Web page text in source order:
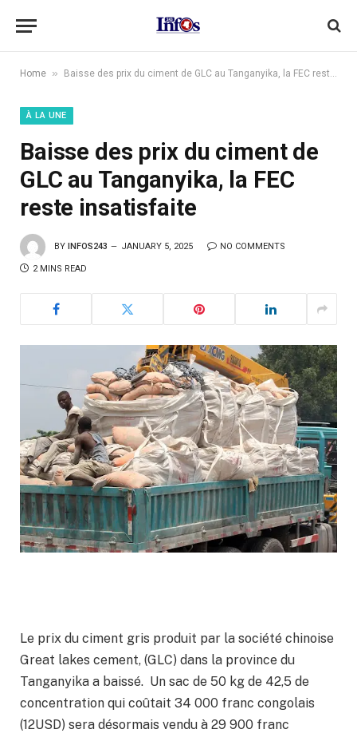
Home » Baisse des prix du ciment de GLC au Tanganyika, la FEC reste insatisfaite
À LA UNE
Baisse des prix du ciment de
GLC au Tanganyika, la FEC
reste insatisfaite
BY INFOS243 JANUARY 5, 2025 NO COMMENTS
2 MINS READ
Le prix du ciment gris produit par la société chinoise
Great lakes cement, (GLC) dans la province du
Tanganyika a baissé. Un sac de 50 kg de 42,5 de
concentration qui coûtait 34 000 franc congolais
(12USD) sera désormais vendu à 29 900 franc